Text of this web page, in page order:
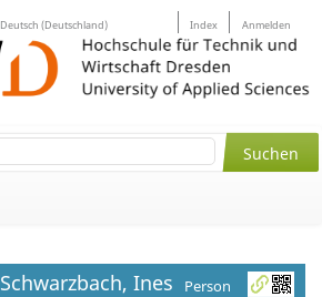
Deutsch (Deutschland) Index Anmelden
Schwarzbach, Ines Person